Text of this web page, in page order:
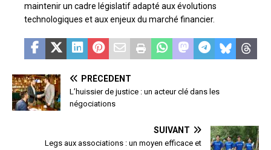
maintenir un cadre législatif adapté aux évolutions
technologiques et aux enjeux du marché financier.
PRÉCÉDENT
L’huissier de justice : un acteur clé dans les
négociations
SUIVANT
Legs aux associations : un moyen efficace et